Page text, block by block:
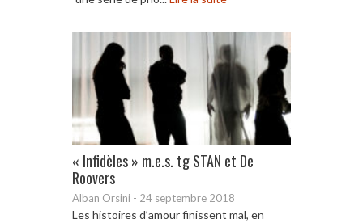
« Infidèles » m.e.s. tg STAN et De
Roovers
Alban Orsini - 24 septembre 2018
Les histoires d’amour finissent mal, en